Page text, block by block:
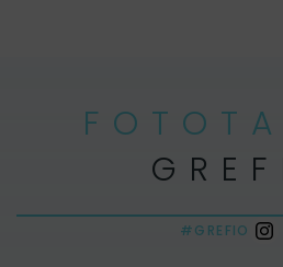
#GREFIO